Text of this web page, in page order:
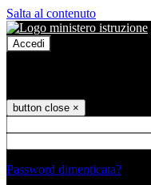
Salta al contenuto
Accedi
button close ×
Password dimenticata?